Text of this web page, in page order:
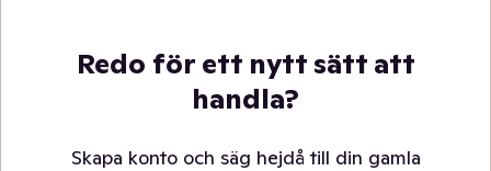
Redo för ett nytt sätt att
handla?
Skapa konto och säg hejdå till din gamla